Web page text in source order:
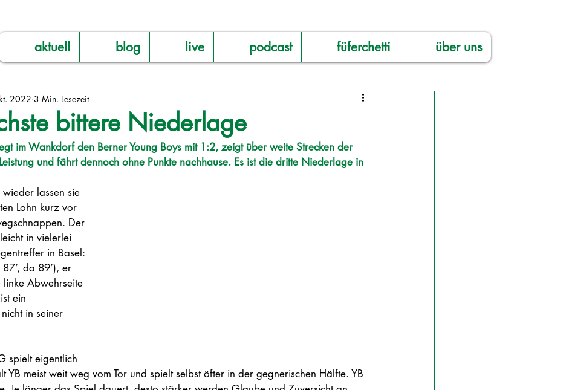
aktuell blog live podcast füferchetti über uns
bittere Niederlage
2022 3 Min. Lesezeit
im Wankdorf den Berner Young Boys mit 1:2, zeigt über weite Strecken der
und fährt dennoch ohne Punkte nachhause. Es ist die dritte Niederlage in
wieder lassen sie
Lohn kurz vor
Der
in vielerlei
in Basel:
da 89’), er
linke Abwehrseite
ein
in seiner
spielt eigentlich
YB meist weit weg vom Tor und spielt selbst öfter in der gegnerischen Hälfte. YB